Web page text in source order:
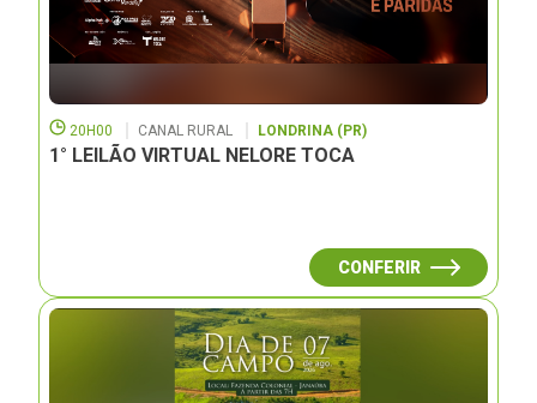
20H00 CANAL RURAL LONDRINA (PR)
1° LEILÃO VIRTUAL NELORE TOCA
CONFERIR